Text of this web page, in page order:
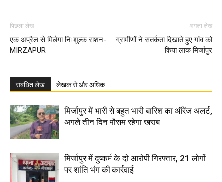
पिछला लेख
एक अप्रैल से मिलेगा निःशुल्क राशन-
MIRZAPUR
अगला लेख
ग्रामीणों ने सतर्कता दिखाते हुए गांव को
किया लाक मिर्जापुर
संबंधित लेख लेखक से और अधिक
मिर्जापुर में भारी से बहुत भारी बारिश का ऑरेंज अलर्ट,
अगले तीन दिन मौसम रहेगा खराब
मिर्जापुर में दुष्कर्म के दो आरोपी गिरफ्तार, 21 लोगों
पर शांति भंग की कार्रवाई